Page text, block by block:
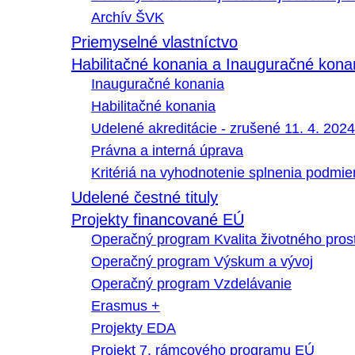
Archív ŠVK
Priemyselné vlastníctvo
Habilitačné konania a Inauguračné
Inauguračné konania
Habilitačné konania
Udelené akreditácie - zrušené 11. 4. 2024
Právna a interná úprava
Kritériá na vyhodnotenie splnenia
Udelené čestné tituly
Projekty financované EÚ
Operačný program Kvalita životného
Operačný program Výskum a vývoj
Operačný program Vzdelávanie
Erasmus +
Projekty EDA
Projekt 7. rámcového programu EÚ